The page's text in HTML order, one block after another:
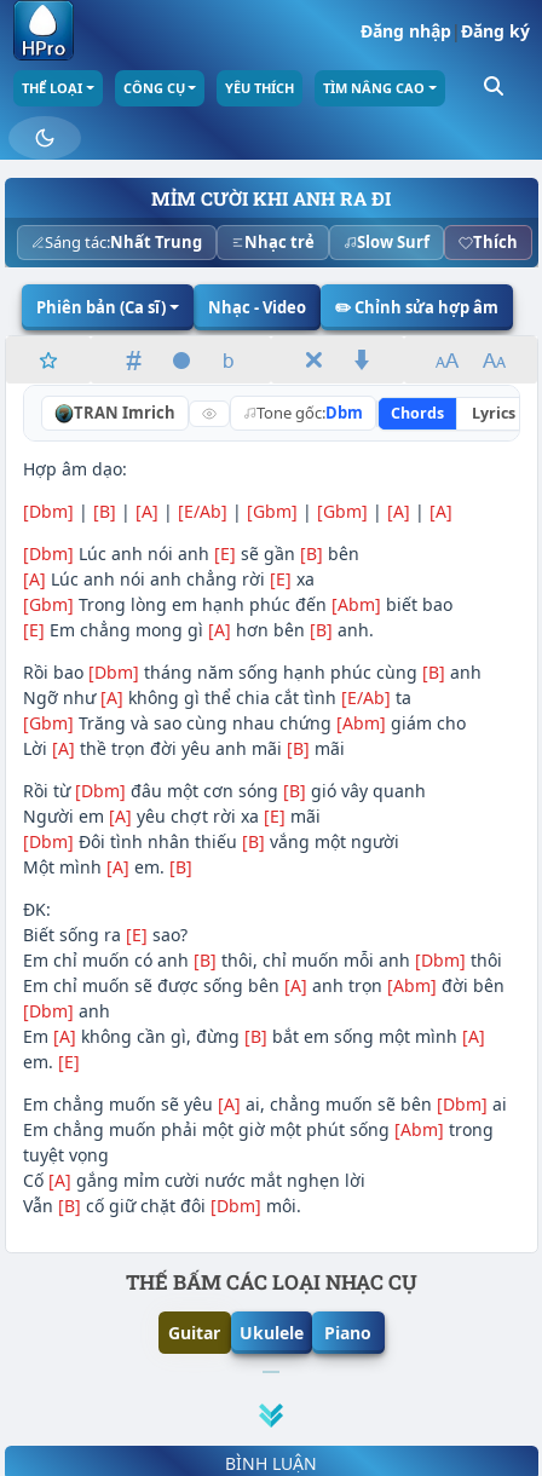
Đăng nhập|Đăng ký
THỂ LOẠI CÔNG CỤ YÊU THÍCH TÌM NÂNG CAO
MỈM CƯỜI KHI ANH RA ĐI
Sáng tác:Nhất Trung Nhạc trẻ Slow Surf Thích
Phiên bản (Ca sĩ) Nhạc - Video ✏️ Chỉnh sửa hợp âm
TRAN Imrich Tone gốc:Dbm Chords Lyrics
Hợp âm dạo:
[Dbm] | [B] | [A] | [E/Ab] | [Gbm] | [Gbm] | [A] | [A]
[Dbm] Lúc anh nói anh [E] sẽ gần [B] bên
[A] Lúc anh nói anh chẳng rời [E] xa
[Gbm] Trong lòng em hạnh phúc đến [Abm] biết bao
[E] Em chẳng mong gì [A] hơn bên [B] anh.
Rồi bao [Dbm] tháng năm sống hạnh phúc cùng [B] anh
Ngỡ như [A] không gì thể chia cắt tình [E/Ab] ta
[Gbm] Trăng và sao cùng nhau chứng [Abm] giám cho
Lời [A] thề trọn đời yêu anh mãi [B] mãi
Rồi từ [Dbm] đâu một cơn sóng [B] gió vây quanh
Người em [A] yêu chợt rời xa [E] mãi
[Dbm] Đôi tình nhân thiếu [B] vắng một người
Một mình [A] em. [B]
ĐK:
Biết sống ra [E] sao?
Em chỉ muốn có anh [B] thôi, chỉ muốn mỗi anh [Dbm] thôi
Em chỉ muốn sẽ được sống bên [A] anh trọn [Abm] đời bên
[Dbm] anh
Em [A] không cần gì, đừng [B] bắt em sống một mình [A]
em. [E]
Em chẳng muốn sẽ yêu [A] ai, chẳng muốn sẽ bên [Dbm] ai
Em chẳng muốn phải một giờ một phút sống [Abm] trong
tuyệt vọng
Cố [A] gắng mỉm cười nước mắt nghẹn lời
Vẫn [B] cố giữ chặt đôi [Dbm] môi.
Phần nội dungTHẾ BẤM CÁC LOẠI NHẠC CỤ
Guitar Ukulele Piano
BÌNH LUẬN